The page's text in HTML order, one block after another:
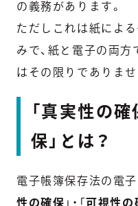
の義務があります。
ただしこれは紙によ
みで、紙と電子の両
はその限りでありませ
「真実性の確
保」とは？
電子帳簿保存法の電子
性の確保 」・「可視性の